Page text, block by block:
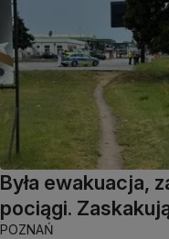
Była ewakuacja,
pociągi.
POZNAŃ